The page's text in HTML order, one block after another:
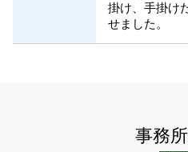
掛け、手掛け
せました。
事務